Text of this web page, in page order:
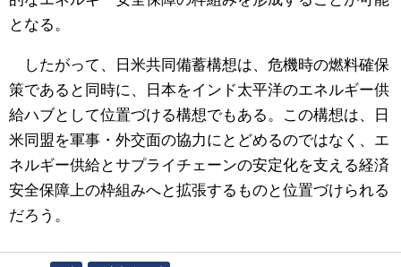
となる。
したがって、日米共同備蓄構想は、危機時の燃料確保
策であると同時に、日本をインド太平洋のエネルギー供
給ハブとして位置づける構想でもある。この構想は、日
米同盟を軍事・外交面の協力にとどめるのではなく、エ
ネルギー供給とサプライチェーンの安定化を支える経済
安全保障上の枠組みへと拡張するものと位置づけられる
だろう。